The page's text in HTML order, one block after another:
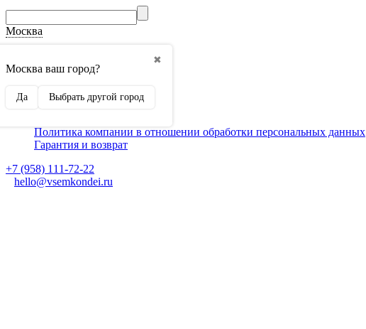
Москва
✖
Москва ваш город?
Да Выбрать другой город
Способы оплаты
Монтаж кондиционеров
Для партнеров
Политика компании в отношении обработки персональных данных
Гарантия и возврат
+7 (958) 111-72-22
hello@vsemkondei.ru